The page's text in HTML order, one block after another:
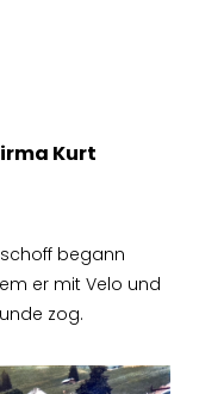
Kurt
begann
er mit Velo und
zog.